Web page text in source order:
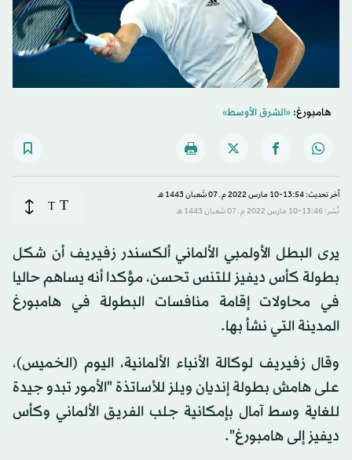
هامبورغ:«الشرق الأوسط»
آخر تحديث: 13:54-10 مارس 2022 م ـ 07 شَعبان 1443 هـ
نُشر: 13:46-10 مارس 2022 م ـ 07 شَعبان 1443 هـ
T
T
يرى البطل الأولمبي الألماني ألكسندر زفيريف أن شكل
بطولة كأس ديفيز للتنس تحسن، مؤكدا أنه يساهم حاليا
في محاولات إقامة منافسات البطولة في هامبورغ
المدينة التي نشأ بها.
وقال زفيريف لوكالة الأنباء الألمانية، اليوم (الخميس)،
على هامش بطولة إنديان ويلز للأساتذة "الأمور تبدو جيدة
للغاية وسط آمال بإمكانية جلب الفريق الألماني وكأس
ديفيز إلى هامبورغ".